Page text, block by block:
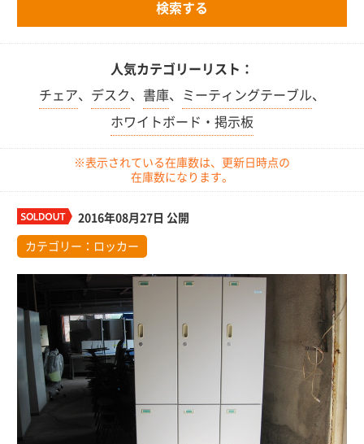
人気カテゴリーリスト：
チェア、 デスク、 書庫、 ミーティングテーブル、
ホワイトボード・掲示板
※表示されている在庫数は、更新日時点の
在庫数になります。
2016年08月27日 公開
カテゴリー： ロッカー